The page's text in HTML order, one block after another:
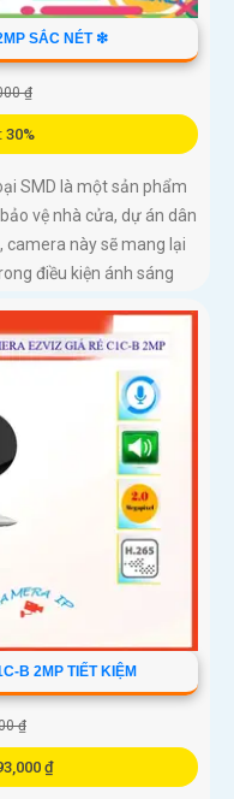
SẮC NÉT ❇
₫
30%
SMD là một sản phẩm
vệ nhà cửa, dự án dân
camera này sẽ mang lại
điều kiện ánh sáng
B 2MP TIẾT KIỆM
₫
₫